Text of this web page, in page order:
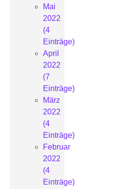
Mai
2022
(4
Einträge)
April
2022
(7
Einträge)
März
2022
(4
Einträge)
Februar
2022
(4
Einträge)